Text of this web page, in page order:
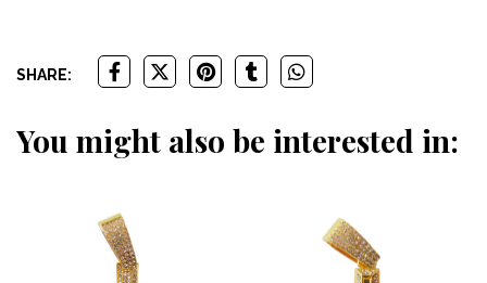
SHARE:
You might also be interested in: